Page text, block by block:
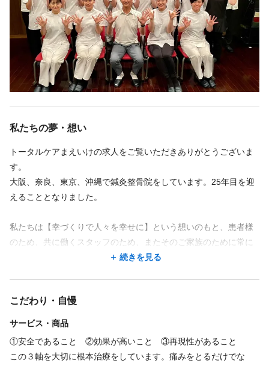
せるよう練習します。以前は指名制がありましたが、どうしても
その施術者が休みだと患者様の通院ペースが乱れたり、施術者も
休みがとりにくかったりしていました。しかし、全員が同じ効果
が出せることにより、施術者もシフトが自由に組めたり、患者様
もどの先生でも安心!と院を信頼して通ってくれます。
また、指名・担当制でないため患者様の施術計画のカンファレを
の夢が早く実現します!さらに多くの症例がみれるのでより成長で
◆充実した研修制度◆
当院のほとんどが新卒からの未経験、もしくは１～３年程度のキ
ャリアでの採用です。そのため、施術の知識や考え方だけでな
座学、実技を通し、テストに合格した人から患者様にデビューし
とんどの研修時間は受付時間内で練習をしています。1年目から施
術者として徐々に患者様と関われ、しっかりと効果が出せる施術
家になれます。
また、毎月院を閉めての社内研修や、泊まりでの総会、社外の研
修など学ぶ機会が沢山あります。患者様の健康のために、また自
分のスキルアップのために学びたい方にはぴったりです!
私たちの夢・想い
トータルケアまえいけの求人をご覧いただきありがとうございま
す。
大阪、奈良、東京、沖縄で鍼灸整骨院をしています。25年目を迎
えることとなりました。
私たちは【幸づくりで人々を幸せに】という想いのもと、患者様
のため、共に働くスタッフのため、またそのご家族のために常に
進化し、地域で最も必要とされる院を目指しています。
①男女問わず施術家として活躍できる！
②充実した研修制度で技術&人間力ＵＰ！
続きを見る
こだわり・自慢
サービス・商品
①安全であること ②効果が高いこと ③再現性があること
この３軸を大切に根本治療をしています。痛みをとるだけでな